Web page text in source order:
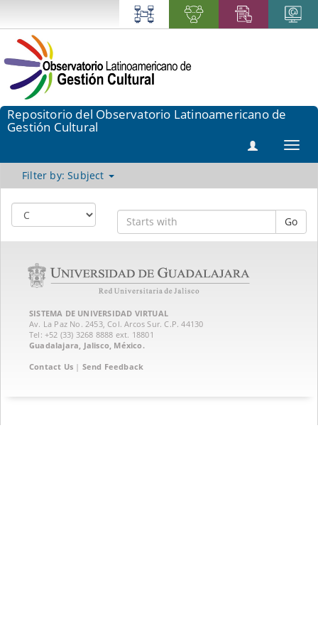
Repositorio del Observatorio Latinoamericano de
Gestión Cultural
Filter by: Subject
Go
SISTEMA DE UNIVERSIDAD VIRTUAL
Av. La Paz No. 2453, Col. Arcos Sur. C.P. 44130
Tel: +52 (33) 3268 8888‏ ext. 18801
Guadalajara, Jalisco, México.
Contact Us | Send Feedback